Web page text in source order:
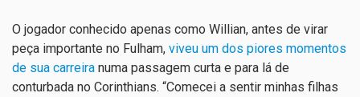
O jogador conhecido apenas como Willian, antes de virar
peça importante no Fulham, viveu um dos piores momentos
de sua carreira numa passagem curta e para lá de
conturbada no Corinthians. “Comecei a sentir minhas filhas